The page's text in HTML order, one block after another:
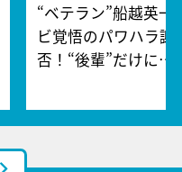
“ベテラン”船越英一
ビ覚悟のパワハラ謝
否！“後輩”だけに…